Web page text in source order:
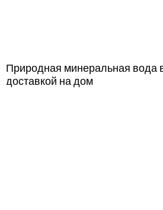
Природная минеральная вода
доставкой на дом